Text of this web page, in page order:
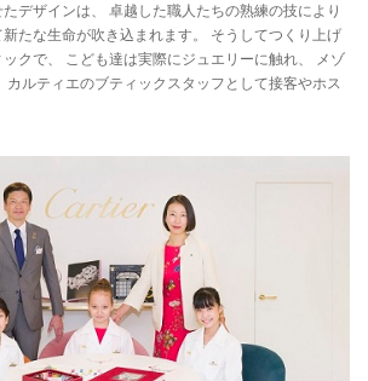
デザインは、 卓越した職人たちの熟練の技により
たな生命が吹き込まれます。 そうしてつくり上げ
クで、 こども達は実際にジュエリーに触れ、 メゾ
カルティエのブティックスタッフとして接客やホス